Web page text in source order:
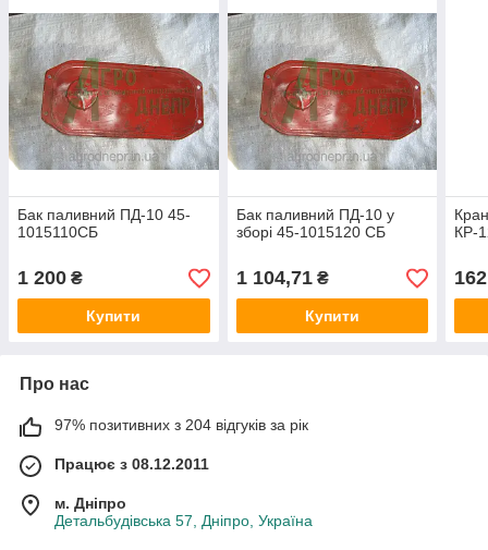
Бак паливний ПД-10 45-
1015110СБ
1 200 ₴
Купити
Бак паливний ПД-10 у
зборі 45-1015120 СБ
1 104,71₴
Купити
КР-
Про нас
97% позитивних з 204 відгуків за рік
Працює з 08.12.2011
м. Дніпро
Детальбудівська 57, Дніпро, Україна